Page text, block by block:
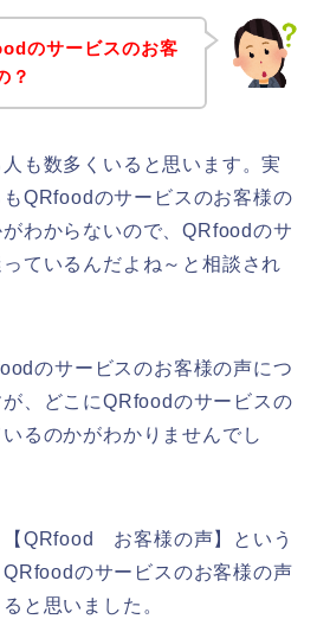
のサービスのお客
？
も数多くいると思います。実
QRfoodのサービスのお客様の
わからないので、QRfoodのサ
ているんだよね～と相談され
のサービスのお客様の声につ
、どこにQRfoodのサービスの
るのかがわかりませんでし
【QRfood お客様の声】という
のサービスのお客様の声
と思いました。